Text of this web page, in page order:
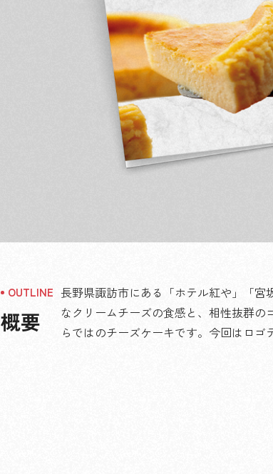
概要
長野県諏訪市にある「ホテル紅や」「
なクリームチーズの食感と、相性抜群
らではのチーズケーキです。今回はロゴ